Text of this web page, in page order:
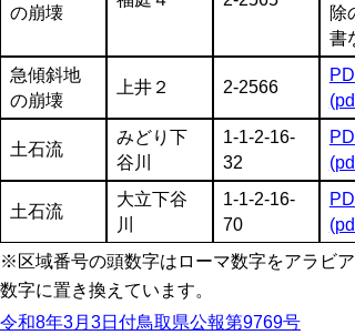
の崩壊
除
書
急傾斜地
の崩壊
上井２ 2-2566
土石流
みどり下
谷川
1-1-2-16-
32
土石流
大立下谷
川
1-1-2-16-
70
※区域番号の頭数字はローマ数字をアラビア
数字に置き換えています。
令和8年3月3日付鳥取県公報第9769号